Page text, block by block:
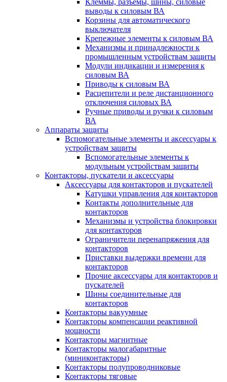
Клеммы, разъемы, шины, силовые
выводы к силовым ВА
Корзины для автоматического
выключателя
Крепежные элементы к силовым ВА
Механизмы и принадлежности к
промышленным устройствам защиты
Модули индикации и измерения к
силовым ВА
Приводы к силовым ВА
Расцепители и реле дистанционного
отключения силовых ВА
Ручные приводы и ручки к силовым
ВА
Аппараты защиты
Вспомогательные элементы и аксессуары к
устройствам защиты
Вспомогательные элементы к
модульным устройствам защиты
Контакторы, пускатели и аксессуары
Аксессуары для контакторов и пускателей
Катушки управления для контакторов
Контакты дополнительные для
контакторов
Механизмы и устройства блокировки
для контакторов
Ограничители перенапряжения для
контакторов
Приставки выдержки времени для
контакторов
Прочие аксессуары для контакторов и
пускателей
Шины соединительные для
контакторов
Контакторы вакуумные
Контакторы компенсации реактивной
мощности
Контакторы магнитные
Контакторы малогабаритные
(миниконтакторы)
Контакторы полупроводниковые
Контакторы тяговые